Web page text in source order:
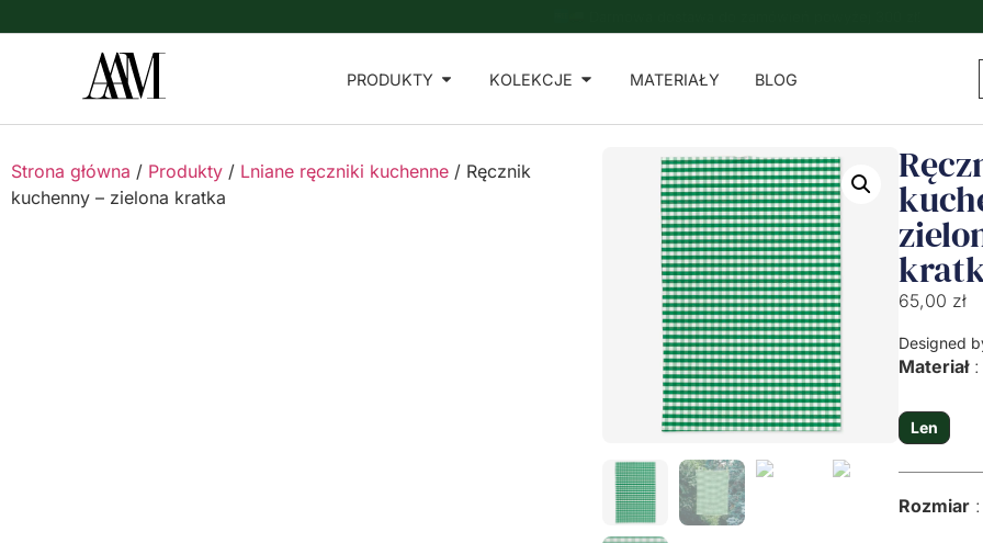
PRODUKTY KOLEKCJE MATERIAŁY BLOG
Strona główna / Produkty / Lniane ręczniki kuchenne / Ręcznik
kuchenny – zielona kratka
65,00 zł
Designed
Materiał
Len
Rozmiar